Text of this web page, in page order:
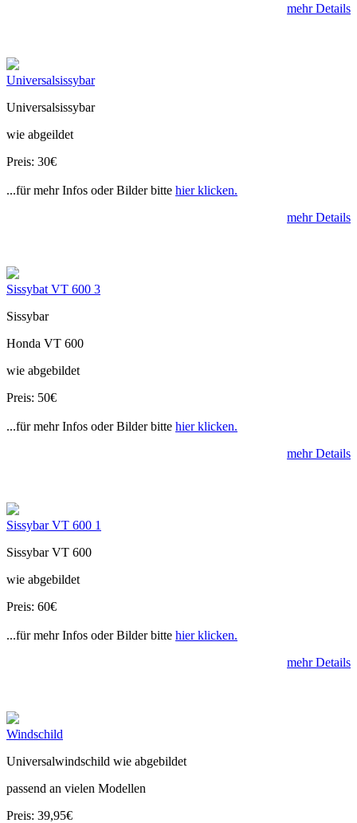
mehr Details
Universalsissybar
Universalsissybar
wie abgeildet
Preis: 30€
...für mehr Infos oder Bilder bitte hier klicken.
mehr Details
Sissybat VT 600 3
Sissybar
Honda VT 600
wie abgebildet
Preis: 50€
...für mehr Infos oder Bilder bitte hier klicken.
mehr Details
Sissybar VT 600 1
Sissybar VT 600
wie abgebildet
Preis: 60€
...für mehr Infos oder Bilder bitte hier klicken.
mehr Details
Windschild
Universalwindschild wie abgebildet
passend an vielen Modellen
Preis: 39,95€